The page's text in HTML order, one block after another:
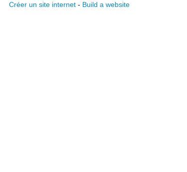
Créer un site internet - Build a website